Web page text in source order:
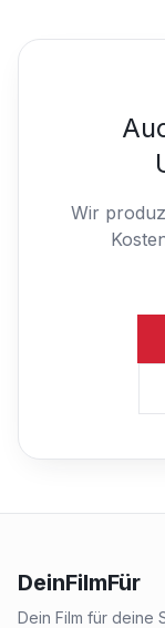
Wir
DeinFilmFür
Dein Film für deine